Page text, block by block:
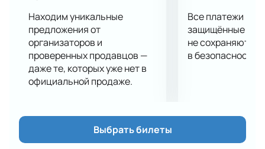
льду.
Находим уникальные
предложения от
организаторов и
проверенных продавцов —
даже те, которых уже нет в
официальной продаже.
Все платежи
защищённые
не сохраняются
в безопасности.
Выбрать билеты